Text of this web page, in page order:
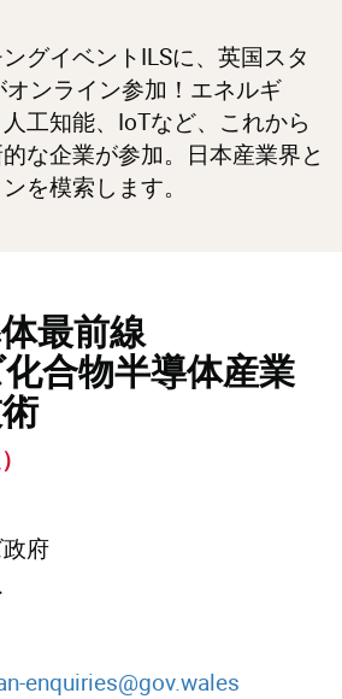
グイベントILSに、英国スタ
ンライン参加！エネルギ
工知能、IoTなど、これから
な企業が参加。日本産業界と
を模索します。
最前線
合物半導体産業
府
enquiries@gov.wales